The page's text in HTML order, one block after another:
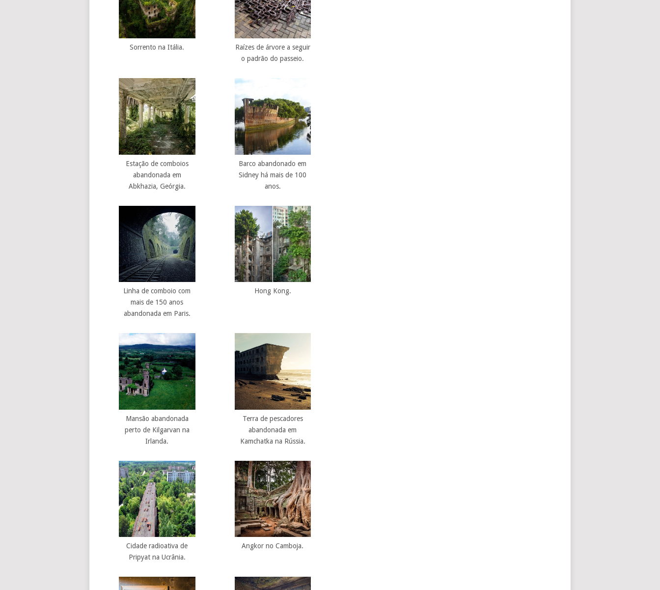
Sorrento na Itália.
Raízes de árvore a seguir
o padrão do passeio.
Estação de comboios
abandonada em
Abkhazia, Geórgia.
Barco abandonado em
Sidney há mais de 100
anos.
Linha de comboio com
mais de 150 anos
abandonada em Paris.
Hong Kong.
Mansão abandonada
perto de Kilgarvan na
Irlanda.
Terra de pescadores
abandonada em
Kamchatka na Rússia.
Cidade radioativa de
Pripyat na Ucrânia.
Angkor no Camboja.